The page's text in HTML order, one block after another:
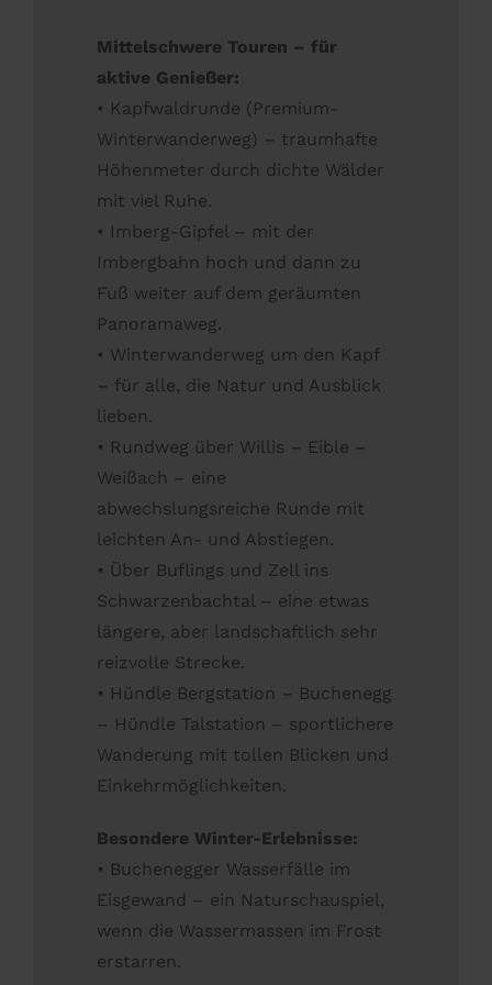
Mittelschwere Touren – für
aktive Genießer:
• Kapfwaldrunde (Premium-
Winterwanderweg) – traumhafte
Höhenmeter durch dichte Wälder
mit viel Ruhe.
• Imberg-Gipfel – mit der
Imbergbahn hoch und dann zu
Fuß weiter auf dem geräumten
Panoramaweg.
• Winterwanderweg um den Kapf
– für alle, die Natur und Ausblick
lieben.
• Rundweg über Willis – Eible –
Weißach – eine
abwechslungsreiche Runde mit
leichten An- und Abstiegen.
• Über Buflings und Zell ins
Schwarzenbachtal – eine etwas
längere, aber landschaftlich sehr
reizvolle Strecke.
• Hündle Bergstation – Buchenegg
– Hündle Talstation – sportlichere
Wanderung mit tollen Blicken und
Einkehrmöglichkeiten.
Besondere Winter-Erlebnisse:
• Buchenegger Wasserfälle im
Eisgewand – ein Naturschauspiel,
wenn die Wassermassen im Frost
erstarren.